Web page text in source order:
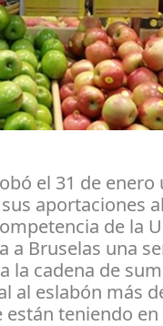
el 31 de enero
aportaciones
de la
a Bruselas una
la cadena de
al eslabón más
teniendo